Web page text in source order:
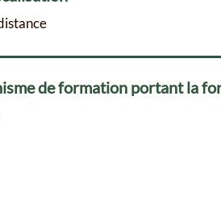
de formation portant la